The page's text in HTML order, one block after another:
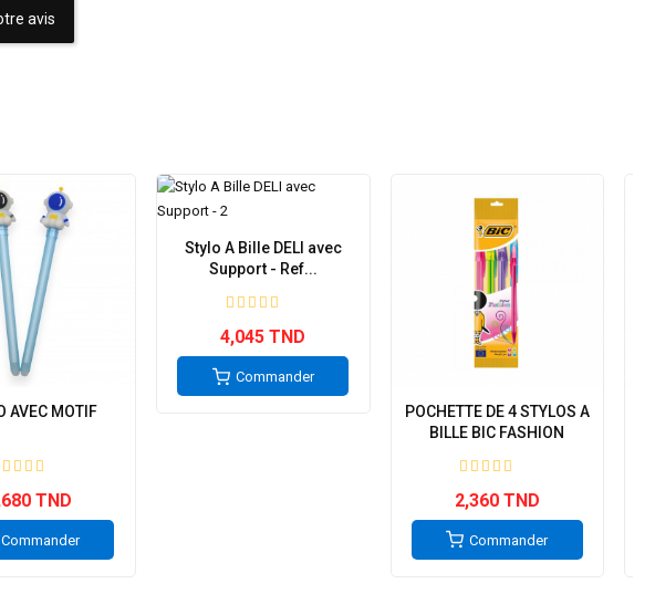
avis
AVEC MOTIF
TND
Commander
Stylo A Bille DELI avec
Support - Ref...
4,045 TND
Commander
POCHETTE DE 4 STYLOS A
BILLE BIC FASHION
2,360 TND
Commander